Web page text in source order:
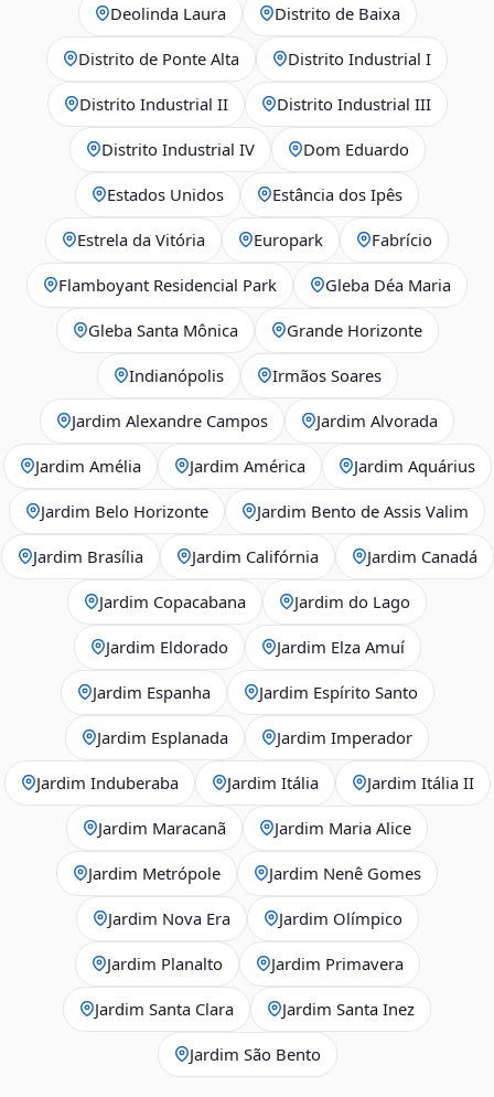
Deolinda Laura Distrito de Baixa
Distrito de Ponte Alta Distrito Industrial I
Distrito Industrial II Distrito Industrial III
Distrito Industrial IV Dom Eduardo
Estados Unidos Estância dos Ipês
Estrela da Vitória Europark Fabrício
Flamboyant Residencial Park Gleba Déa Maria
Gleba Santa Mônica Grande Horizonte
Indianópolis Irmãos Soares
Jardim Alexandre Campos Jardim Alvorada
Jardim Amélia Jardim América Jardim Aquárius
Jardim Belo Horizonte Jardim Bento de Assis Valim
Jardim Brasília Jardim Califórnia Jardim Canadá
Jardim Copacabana Jardim do Lago
Jardim Eldorado Jardim Elza Amuí
Jardim Espanha Jardim Espírito Santo
Jardim Esplanada Jardim Imperador
Jardim Induberaba Jardim Itália Jardim Itália II
Jardim Maracanã Jardim Maria Alice
Jardim Metrópole Jardim Nenê Gomes
Jardim Nova Era Jardim Olímpico
Jardim Planalto Jardim Primavera
Jardim Santa Clara Jardim Santa Inez
Jardim São Bento